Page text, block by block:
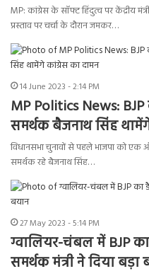
MP: कांग्रेस के सॉफ्ट हिंदुत्व पर केंद्रीय
प्रस्ताव पर चर्चा के दौरान जमकर…
14 June 2023 - 2:14 PM
MP Politics News:
समर्थक बैजनाथ सिंह
विधानसभा चुनावों से पहले भाजपा को एक
समर्थक रहे बैजनाथ सिंह…
27 May 2023 - 5:14 PM
ग्वालियर-चंबल में BJP
समर्थक मंत्री ने दिया बड़ा